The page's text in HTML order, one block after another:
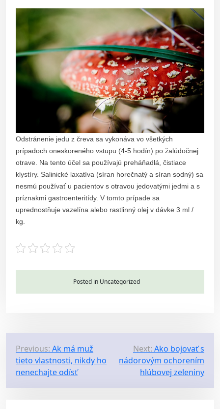
Odstránenie jedu z čreva sa vykonáva vo všetkých
prípadoch oneskoreného vstupu (4-5 hodín) po žalúdočnej
otrave. Na tento účel sa používajú preháňadlá, čistiace
klystíry. Salinické laxatíva (síran horečnatý a síran sodný) sa
nesmú používať u pacientov s otravou jedovatými jedmi a s
príznakmi gastroenteritídy. V tomto prípade sa
uprednostňuje vazelína alebo rastlinný olej v dávke 3 ml /
kg.
Posted in Uncategorized
P
o
s
Previous: Ak má muž
tieto vlastnosti, nikdy ho
nenechajte odísť
Next: Ako bojovať s
nádorovým ochorením
hlúbovej zeleniny